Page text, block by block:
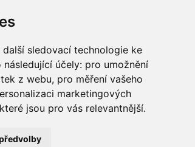
sledovací technologie ke
účely: pro umožnění
z webu, pro měření vašeho
marketingových
jsou pro vás relevantnější.
226